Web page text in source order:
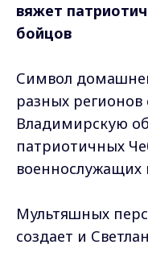
вяжет
бойцов
Символ
разных
Владимирскую
патриотичных
военнослужащих
Мультяшных
создает и